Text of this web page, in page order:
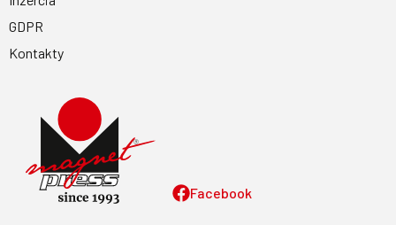
Facebook
GDPR
Kontakty